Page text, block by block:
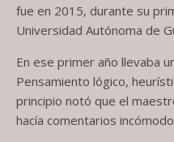
fue en 2015, durante su
Universidad Autónoma de
En ese primer año llevaba
Pensamiento lógico,
principio notó que el
hacía comentarios